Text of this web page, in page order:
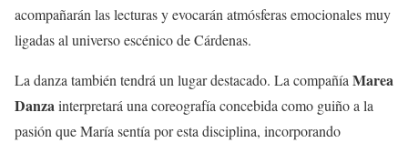
acompañarán las lecturas y evocarán atmósferas emocionales muy
ligadas al universo escénico de Cárdenas.
La danza también tendrá un lugar destacado. La compañía Marea
Danzainterpretará una coreografía concebida como guiño a la
pasión que María sentía por esta disciplina, incorporando